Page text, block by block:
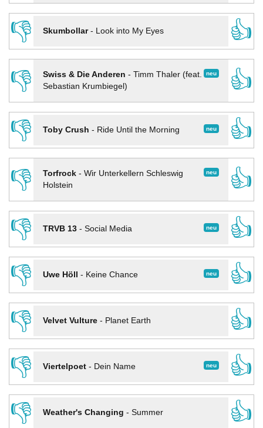
👎
Skumbollar- Look into My Eyes
👍
👎
neu
Swiss & Die Anderen - Timm Thaler (feat.
Sebastian Krumbiegel)
👍
👎
neu
Toby Crush - Ride Until the Morning
👍
👎
neu
Torfrock- Wir Unterkellern Schleswig
Holstein
👍
👎
neu
TRVB 13- Social Media
👍
👎
neu
Uwe Höll - Keine Chance
👍
👎
Velvet Vulture- Planet Earth
👍
👎
neu
Viertelpoet- Dein Name
👍
👎
Weather's Changing - Summer
👍